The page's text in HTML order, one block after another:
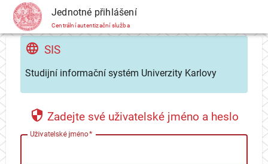
CAS Jednotné přihlášení
Centrální autentizační služba
SIS
Studijní informační systém Univerzity Karlovy
Zadejte své uživatelské jméno a heslo
Uživatelské jméno